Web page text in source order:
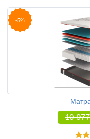
-5%
10 977